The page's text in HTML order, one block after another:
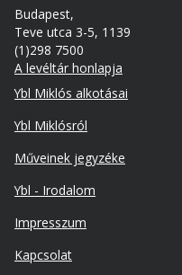
Budapest,
Teve utca 3-5, 1139
(1)298 7500
A levéltár honlapja
Footer
Ybl Miklós alkotásai
Ybl Miklósról
Műveinek jegyzéke
Ybl - Irodalom
Lábléc
másodlagos
Impresszum
Kapcsolat